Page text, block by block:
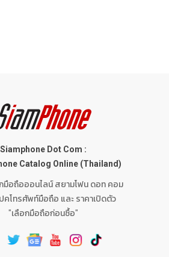
Siamphone Dot Com :
Catalog Online (Thailand)
มือถือออนไลน์ สยามโฟน ดอท คอม
คโทรศัพท์มือถือ และ ราคาเปิดตัว
"เลือกมือถือก่อนซื้อ"